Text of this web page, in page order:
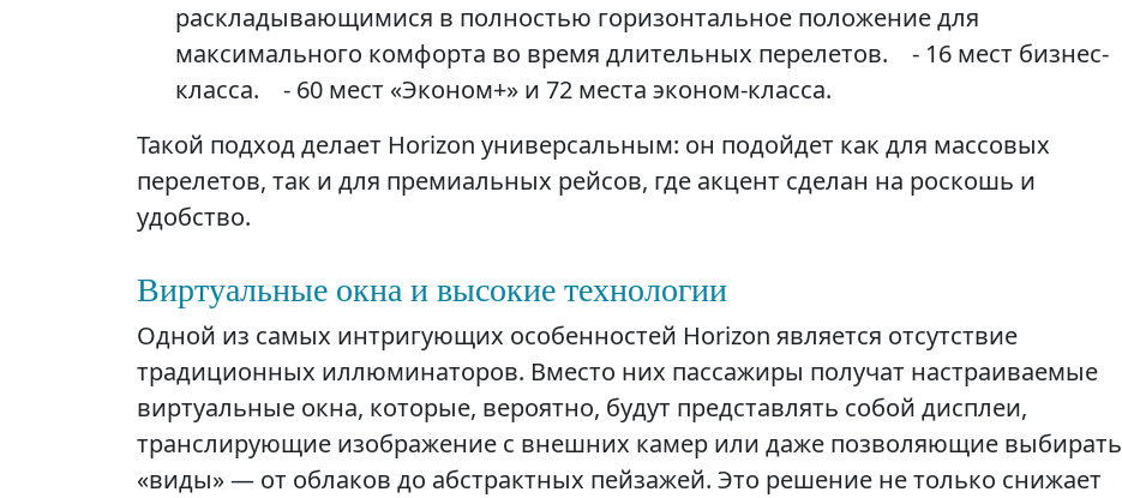
раскладывающимися в полностью горизонтальное положение для
максимального комфорта во время длительных перелетов. - 16 мест бизнес-
класса. - 60 мест «Эконом+» и 72 места эконом-класса.
Такой подход делает Horizon универсальным: он подойдет как для массовых
перелетов, так и для премиальных рейсов, где акцент сделан на роскошь и
удобство.
Виртуальные окна и высокие технологии
Одной из самых интригующих особенностей Horizon является отсутствие
традиционных иллюминаторов. Вместо них пассажиры получат настраиваемые
виртуальные окна, которые, вероятно, будут представлять собой дисплеи,
транслирующие изображение с внешних камер или даже позволяющие выбирать
«виды» — от облаков до абстрактных пейзажей. Это решение не только снижает